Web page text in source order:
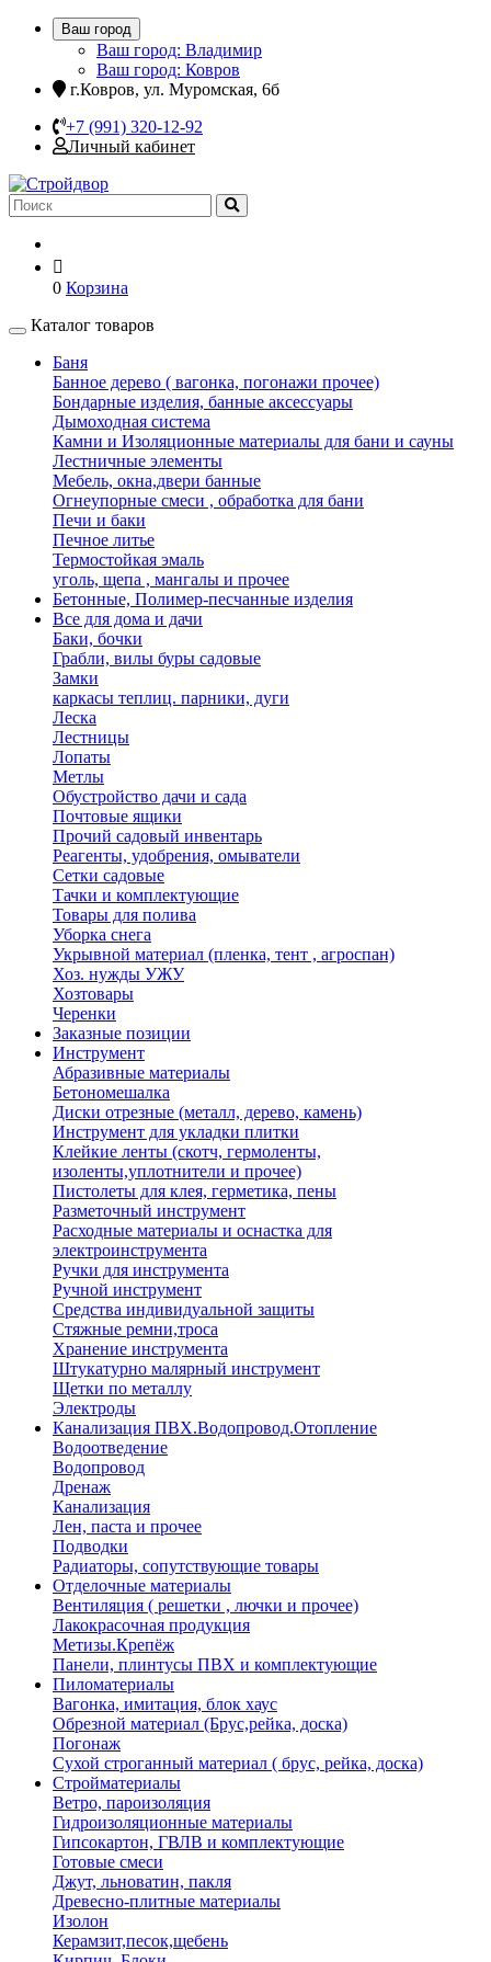
Ваш город
Ваш город: Владимир
Ваш город: Ковров
г.Ковров, ул. Муромская, 6б
+7 (991) 320-12-92
Личный кабинет
0 Корзина
Каталог товаров
Баня
Банное дерево ( вагонка, погонажи прочее)
Бондарные изделия, банные аксессуары
Дымоходная система
Камни и Изоляционные материалы для бани и сауны
Лестничные элементы
Мебель, окна,двери банные
Огнеупорные смеси , обработка для бани
Печи и баки
Печное литье
Термостойкая эмаль
уголь, щепа , мангалы и прочее
Бетонные, Полимер-песчанные изделия
Все для дома и дачи
Баки, бочки
Грабли, вилы буры садовые
Замки
каркасы теплиц. парники, дуги
Леска
Лестницы
Лопаты
Метлы
Обустройство дачи и сада
Почтовые ящики
Прочий садовый инвентарь
Реагенты, удобрения, омыватели
Сетки садовые
Тачки и комплектующие
Товары для полива
Уборка снега
Укрывной материал (пленка, тент , агроспан)
Хоз. нужды УЖУ
Хозтовары
Черенки
Заказные позиции
Инструмент
Абразивные материалы
Бетономешалка
Диски отрезные (металл, дерево, камень)
Инструмент для укладки плитки
Клейкие ленты (скотч, гермоленты,
изоленты,уплотнители и прочее)
Пистолеты для клея, герметика, пены
Разметочный инструмент
Расходные материалы и оснастка для
электроинструмента
Ручки для инструмента
Ручной инструмент
Средства индивидуальной защиты
Стяжные ремни,троса
Хранение инструмента
Штукатурно малярный инструмент
Щетки по металлу
Электроды
Канализация ПВХ.Водопровод.Отопление
Водоотведение
Водопровод
Дренаж
Канализация
Лен, паста и прочее
Подводки
Радиаторы, сопутствующие товары
Отделочные материалы
Вентиляция ( решетки , лючки и прочее)
Лакокрасочная продукция
Метизы.Крепёж
Панели, плинтусы ПВХ и комплектующие
Пиломатериалы
Вагонка, имитация, блок хаус
Обрезной материал (Брус,рейка, доска)
Погонаж
Сухой строганный материал ( брус, рейка, доска)
Стройматериалы
Ветро, пароизоляция
Гидроизоляционные материалы
Гипсокартон, ГВЛВ и комплектующие
Готовые смеси
Джут, льноватин, пакля
Древесно-плитные материалы
Изолон
Керамзит,песок,щебень